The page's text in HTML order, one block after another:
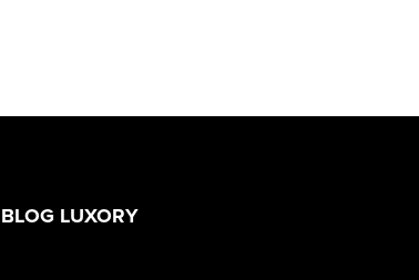
BLOG LUXORY